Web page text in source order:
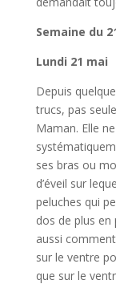
Semaine du
Lundi 21 mai
Depuis
trucs, pas
Maman. Elle
ses bras ou
d’éveil sur
peluches qui
dos de plus
aussi
sur le ventre
que sur le